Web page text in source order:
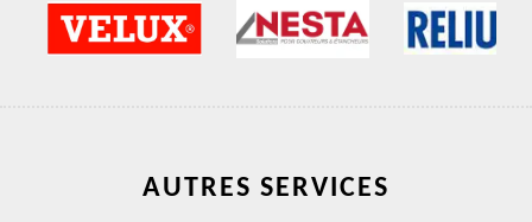
AUTRES SERVICES